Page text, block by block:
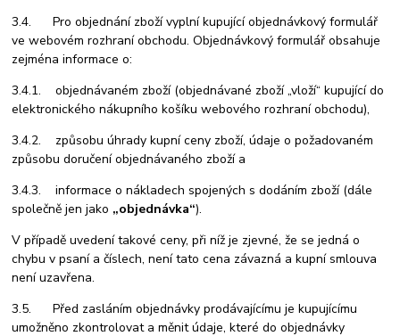
3.4. Pro objednání zboží vyplní kupující objednávkový formulář
ve webovém rozhraní obchodu. Objednávkový formulář obsahuje
zejména informace o:
3.4.1. objednávaném zboží (objednávané zboží „vloží“ kupující do
elektronického nákupního košíku webového rozhraní obchodu),
3.4.2. způsobu úhrady kupní ceny zboží, údaje o požadovaném
způsobu doručení objednávaného zboží a
3.4.3. informace o nákladech spojených s dodáním zboží (dále
společně jen jako „objednávka“).
V případě uvedení takové ceny, při níž je zjevné, že se jedná o
chybu v psaní a číslech, není tato cena závazná a kupní smlouva
není uzavřena.
3.5. Před zasláním objednávky prodávajícímu je kupujícímu
umožněno zkontrolovat a měnit údaje, které do objednávky